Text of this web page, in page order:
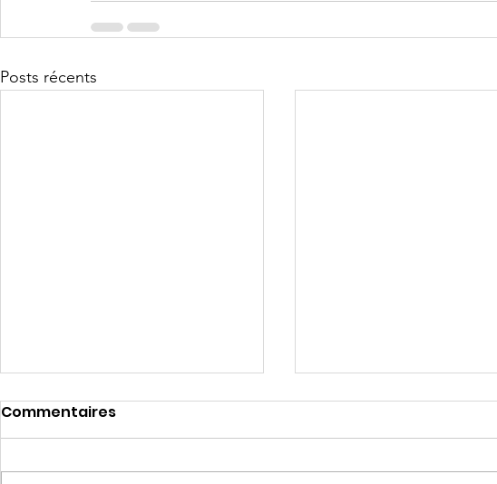
Posts récents
Commentaires